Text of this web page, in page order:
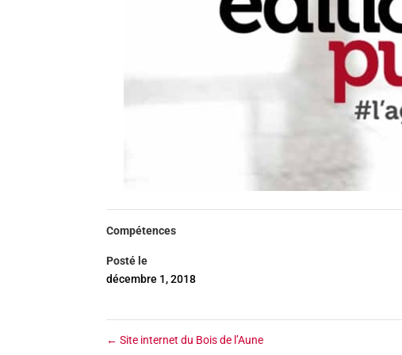
Compétences
Posté le
décembre 1, 2018
← Site internet du Bois de l’Aune